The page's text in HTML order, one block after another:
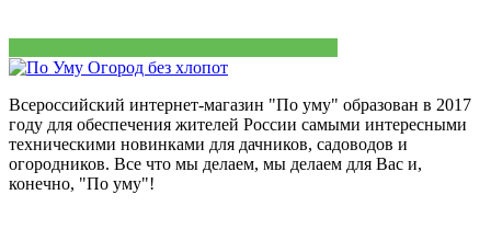
Всероссийский интернет-магазин "По уму" образован в 2017
году для обеспечения жителей России самыми интересными
техническими новинками для дачников, садоводов и
огородников. Все что мы делаем, мы делаем для Вас и,
конечно, "По уму"!